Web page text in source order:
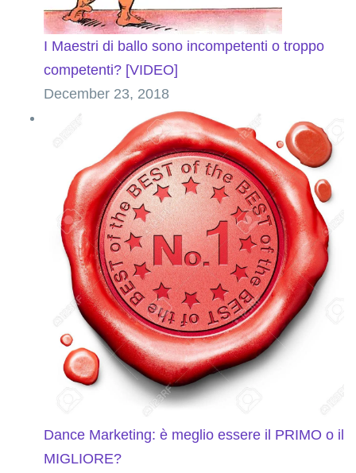
I Maestri di ballo sono incompetenti o troppo
competenti? [VIDEO]
December 23, 2018
Dance Marketing: è meglio essere il PRIMO o il
MIGLIORE?